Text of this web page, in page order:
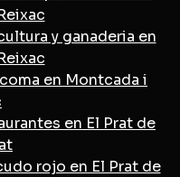
y ganaderia en
en Montcada i
en El Prat de
rojo en El Prat de